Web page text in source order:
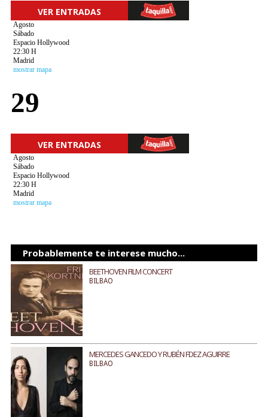
VER ENTRADAS
Agosto
Sábado
Espacio Hollywood
22:30 H
Madrid
mostrar mapa
29
VER ENTRADAS
Agosto
Sábado
Espacio Hollywood
22:30 H
Madrid
mostrar mapa
Probablemente te interese mucho...
BEETHOVEN FILM CONCERT
BILBAO
MERCEDES GANCEDO Y RUBÉN FDEZ AGUIRRE
BILBAO